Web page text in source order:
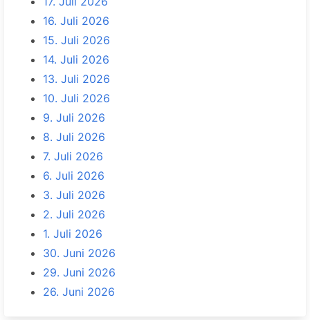
16. Juli 2026
15. Juli 2026
14. Juli 2026
13. Juli 2026
10. Juli 2026
9. Juli 2026
8. Juli 2026
7. Juli 2026
6. Juli 2026
3. Juli 2026
2. Juli 2026
1. Juli 2026
30. Juni 2026
29. Juni 2026
26. Juni 2026